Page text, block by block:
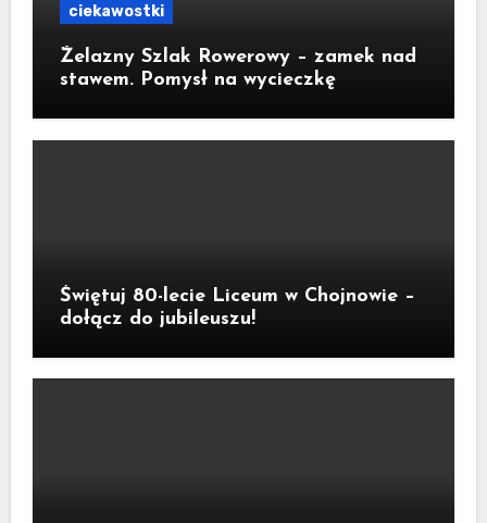
ciekawostki
Żelazny Szlak Rowerowy – zamek nad
stawem. Pomysł na wycieczkę
Świętuj 80-lecie Liceum w Chojnowie –
dołącz do jubileuszu!